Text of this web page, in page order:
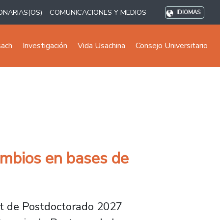
COMUNICACIONES Y MEDIOS IDIOMAS
Investigación Vida Usachina Consejo Universitario
en bases de
de Postdoctorado 2027